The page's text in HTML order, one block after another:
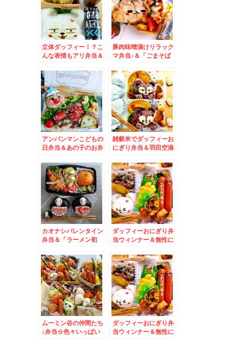
立体ダッフィー！？こ
んな表情もアリ弁当＆
こ刺し♪
豚肉味噌漬けリラック
マ弁当♪＆「ごまそば
ランチ♪
アンパンマンこどもの
日弁当＆あの子のお弁
の「南蛮味噌」絶品(*
´艸`*)
雑穀米でダッフィーお
にぎり弁当＆羽田空港
ココ♪「餃子とタンメ
ン 天」さん♪
カオナシバレンタイン
弁当＆「ラーメン初
り」
ダッフィーおにぎり弁
当ウィンナー＆無性に
りドンキー」レギュラ
ー＆おろしそバーグ
300g( ´艸｀)
ムーミン谷の仲間たち
♪弁当☆色々いっぱい
ダッフィーおにぎり弁
当ウィンナー＆無性に